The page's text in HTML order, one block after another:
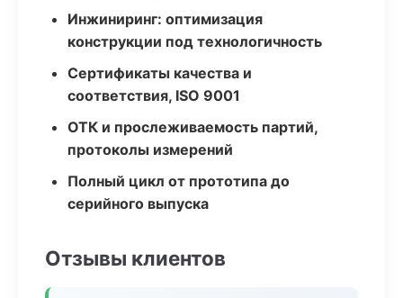
Инжиниринг: оптимизация
конструкции под технологичность
Сертификаты качества и
соответствия, ISO 9001
ОТК и прослеживаемость партий,
протоколы измерений
Полный цикл от прототипа до
серийного выпуска
Отзывы клиентов